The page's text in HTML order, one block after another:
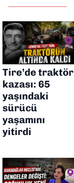
Tire’de traktör
kazası: 65
yaşındaki
sürücü
yaşamını
yitirdi